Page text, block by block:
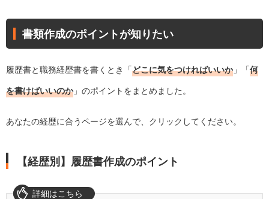
書類作成のポイントが知りたい
履歴書と職務経歴書を書くとき「どこに気をつければいいか」「何
を書けばいいのか」のポイントをまとめました。
あなたの経歴に合うページを選んで、クリックしてください。
【経歴別】履歴書作成のポイント
詳細はこちら